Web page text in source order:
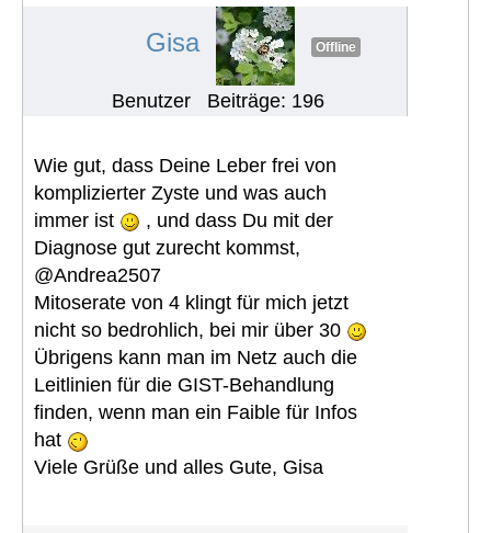
Gisa Offline
Benutzer Beiträge: 196
Wie gut, dass Deine Leber frei von
komplizierter Zyste und was auch
immer ist
, und dass Du mit der
Diagnose gut zurecht kommst,
@Andrea2507
Mitoserate von 4 klingt für mich jetzt
nicht so bedrohlich, bei mir über 30
Übrigens kann man im Netz auch die
Leitlinien für die GIST-Behandlung
finden, wenn man ein Faible für Infos
hat
Viele Grüße und alles Gute, Gisa